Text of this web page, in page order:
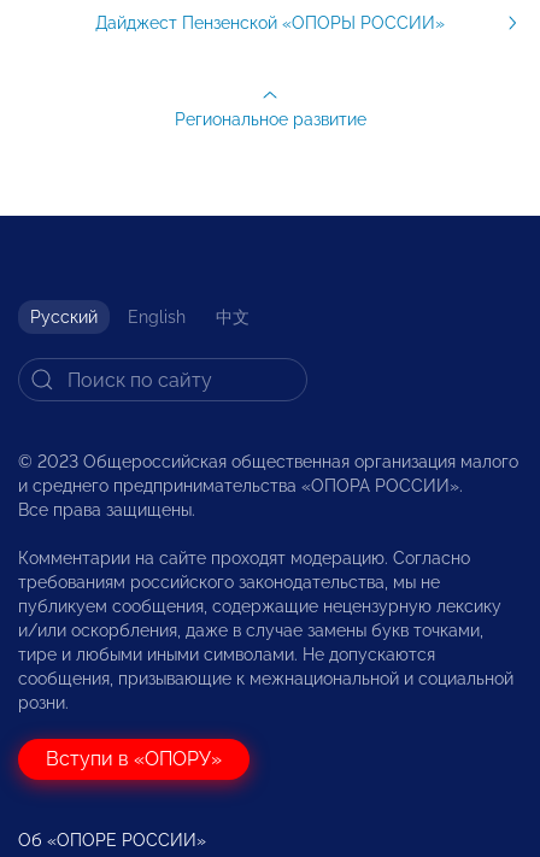
Дайджест Пензенской «ОПОРЫ РОССИИ»
Региональное развитие
Русский English 中文
© 2023 Общероссийская общественная организация малого
и среднего предпринимательства «ОПОРА РОССИИ».
Все права защищены.
Комментарии на сайте проходят модерацию. Согласно
требованиям российского законодательства, мы не
публикуем сообщения, содержащие нецензурную лексику
и/или оскорбления, даже в случае замены букв точками,
тире и любыми иными символами. Не допускаются
сообщения, призывающие к межнациональной и социальной
розни.
Вступи в «ОПОРУ»
Об «ОПОРЕ РОССИИ»